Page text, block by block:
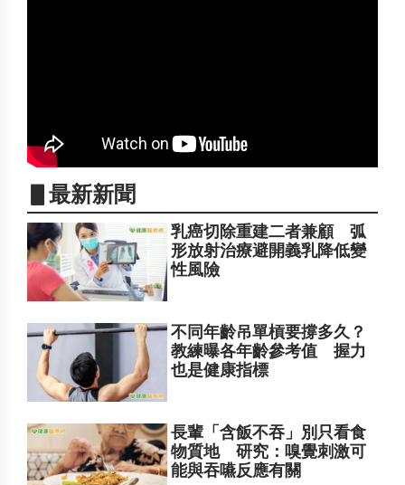
▋最新新聞
乳癌切除重建二者兼顧 弧
形放射治療避開義乳降低變
性風險
不同年齡吊單槓要撐多久？
教練曝各年齡參考值 握力
也是健康指標
長輩「含飯不吞」別只看食
物質地 研究：嗅覺刺激可
能與吞嚥反應有關